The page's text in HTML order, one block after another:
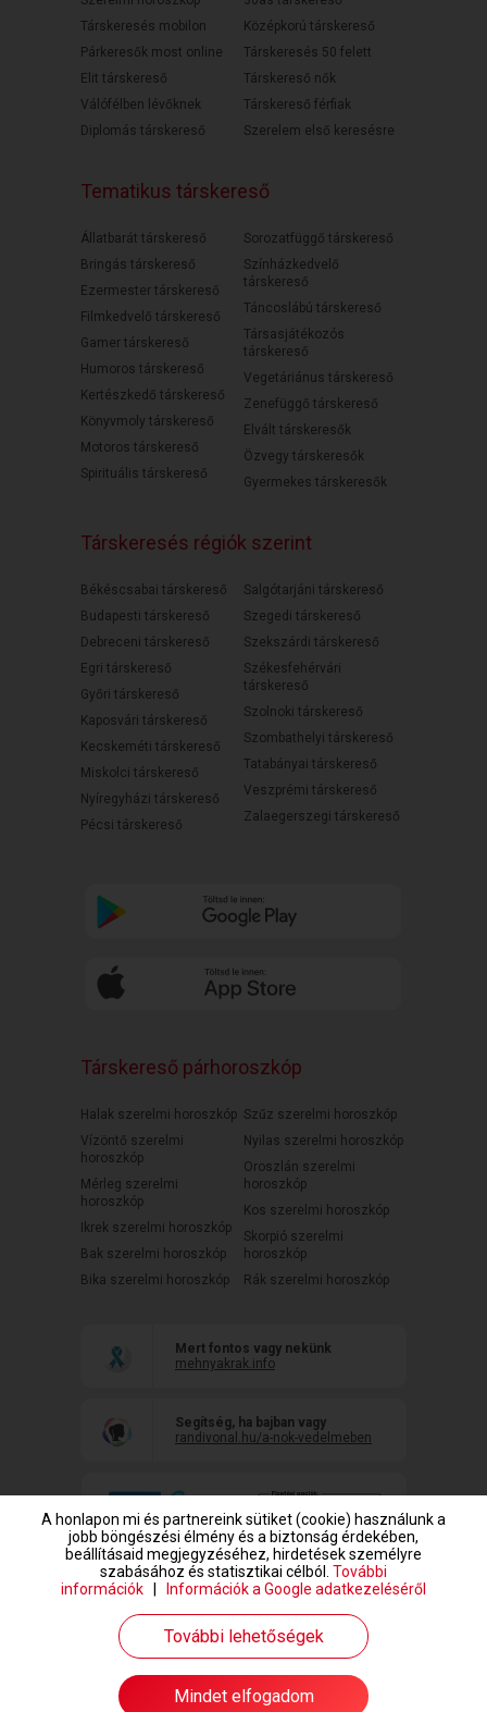
Társkeresés mobilon
Párkeresők most online
Elit társkereső
Válófélben lévőknek
Diplomás társkereső
Középkorú társkereső
Társkeresés 50 felett
Társkereső nők
Társkereső férfiak
Szerelem első keresésre
Tematikus társkereső
Állatbarát társkereső
Bringás társkereső
Ezermester társkereső
Filmkedvelő társkereső
Gamer társkereső
Humoros társkereső
Kertészkedő társkereső
Könyvmoly társkereső
Motoros társkereső
Spirituális társkereső
Sorozatfüggő társkereső
Színházkedvelő
társkereső
Táncoslábú társkereső
Társasjátékozós
társkereső
Vegetáriánus társkereső
Zenefüggő társkereső
Elvált társkeresők
Özvegy társkeresők
Gyermekes társkeresők
Társkeresés régiók szerint
Békéscsabai társkereső
Budapesti társkereső
Debreceni társkereső
Egri társkereső
Győri társkereső
Kaposvári társkereső
Kecskeméti társkereső
Miskolci társkereső
Nyíregyházi társkereső
Pécsi társkereső
Salgótarjáni társkereső
Szegedi társkereső
Szekszárdi társkereső
Székesfehérvári
társkereső
Szolnoki társkereső
Szombathelyi társkereső
Tatabányai társkereső
Veszprémi társkereső
Zalaegerszegi társkereső
Társkereső párhoroszkóp
Halak szerelmi horoszkóp
Vízöntő szerelmi
horoszkóp
Mérleg szerelmi
horoszkóp
Ikrek szerelmi horoszkóp
Bak szerelmi horoszkóp
Bika szerelmi horoszkóp
Szűz szerelmi horoszkóp
Nyilas szerelmi horoszkóp
Oroszlán szerelmi
horoszkóp
Kos szerelmi horoszkóp
Skorpió szerelmi
horoszkóp
Rák szerelmi horoszkóp
Mert fontos vagy nekünk
mehnyakrak.info
Segítség, ha bajban vagy
randivonal.hu/a-nok-vedelmeben
www.randivonal.hu © Copyright 1999-2026 Dating Central Europe Zrt.
A honlapon mi és partnereink sütiket (cookie) használunk a
jobb böngészési élmény és a biztonság érdekében,
beállításaid megjegyzéséhez, hirdetések személyre
szabásához és statisztikai célból. További
információk
Információk a Google adatkezeléséről
További lehetőségek
Mindet elfogadom